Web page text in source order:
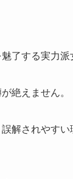
了する実力派
絶えません。
解されやす